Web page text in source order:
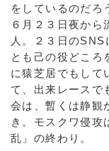
をしているのだろ
６月２３日夜から
人。２３日のSNS
とも己の役どころ
に猿芝居でもして
て、出来レースで
会は、暫くは静
き。モスクワ侵攻
乱」の終わり。